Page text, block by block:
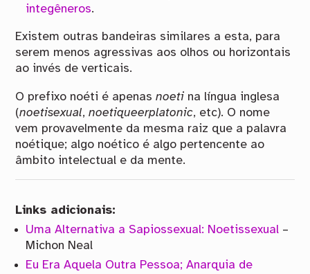
integêneros.
Existem outras bandeiras similares a esta, para
serem menos agressivas aos olhos ou horizontais
ao invés de verticais.
O prefixo noéti é apenasnoeti na língua inglesa
(noetisexual,noetiqueerplatonic, etc). O nome
vem provavelmente da mesma raiz que a palavra
noétique; algo noético é algo pertencente ao
âmbito intelectual e da mente.
Links adicionais:
Uma Alternativa a Sapiossexual: Noetissexual –
Michon Neal
Eu Era Aquela Outra Pessoa; Anarquia de